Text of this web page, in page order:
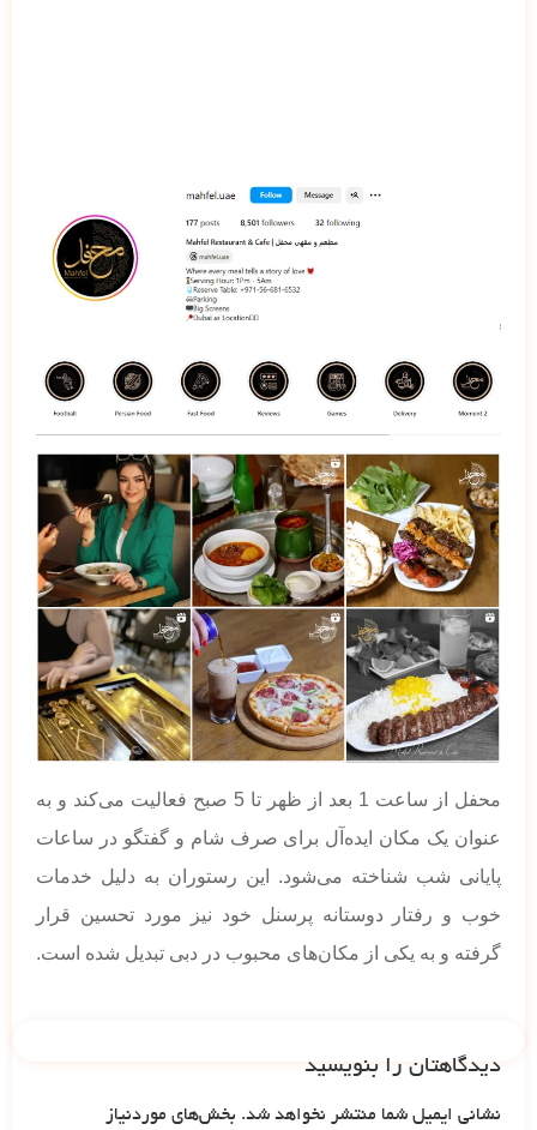
محفل از ساعت 1 بعد از ظهر تا 5 صبح فعالیت می‌کند و به
عنوان یک مکان ایده‌آل برای صرف شام و گفتگو در ساعات
پایانی شب شناخته می‌شود. این رستوران به دلیل خدمات
خوب و رفتار دوستانه پرسنل خود نیز مورد تحسین قرار
گرفته و به یکی از مکان‌های محبوب در دبی تبدیل شده است.
دیدگاهتان را بنویسید
نشانی ایمیل شما منتشر نخواهد شد. بخش‌های موردنیاز